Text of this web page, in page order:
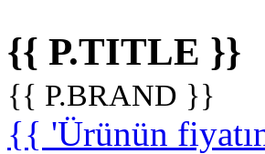
{{ P.TITLE }}
{{ P.BRAND }}
{{ 'Ürünün